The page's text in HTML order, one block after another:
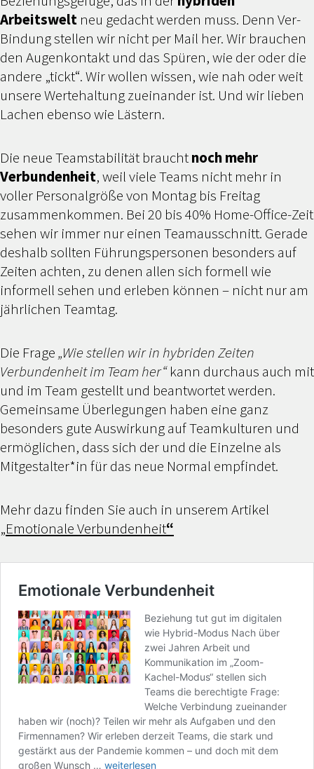
Arbeitswelt neu gedacht werden muss. Denn Ver-
Bindung stellen wir nicht per Mail her. Wir brauchen
den Augenkontakt und das Spüren, wie der oder die
andere „tickt“. Wir wollen wissen, wie nah oder weit
unsere Wertehaltung zueinander ist. Und wir lieben
Lachen ebenso wie Lästern.
Die neue Teamstabilität brauchtnoch mehr
Verbundenheit, weil viele Teams nicht mehr in
voller Personalgröße von Montag bis Freitag
zusammenkommen. Bei 20 bis 40% Home-Office-Zeit
sehen wir immer nur einen Teamausschnitt. Gerade
deshalb sollten Führungspersonen besonders auf
Zeiten achten, zu denen allen sich formell wie
informell sehen und erleben können – nicht nur am
jährlichen Teamtag.
Die Frage„Wie stellen wir in hybriden Zeiten
Verbundenheit im Team her“kann durchaus auch mit
und im Team gestellt und beantwortet werden.
Gemeinsame Überlegungen haben eine ganz
besonders gute Auswirkung auf Teamkulturen und
ermöglichen, dass sich der und die Einzelne als
Mitgestalter*in für das neue Normal empfindet.
Mehr dazu finden Sie auch in unserem Artikel
„Emotionale Verbundenheit“